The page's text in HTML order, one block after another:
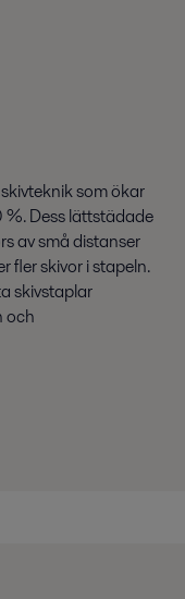
som ökar
Dess lättstädade
av små distanser
fler skivor i stapeln.
skivstaplar
och